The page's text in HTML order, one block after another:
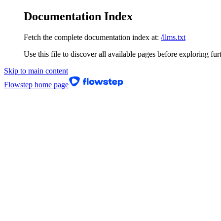
Documentation Index
Fetch the complete documentation index at: /llms.txt
Use this file to discover all available pages before exploring
Skip to main content
Flowstep home page